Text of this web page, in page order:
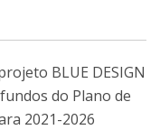
BLUE DESIGN
do Plano de
2021-2026